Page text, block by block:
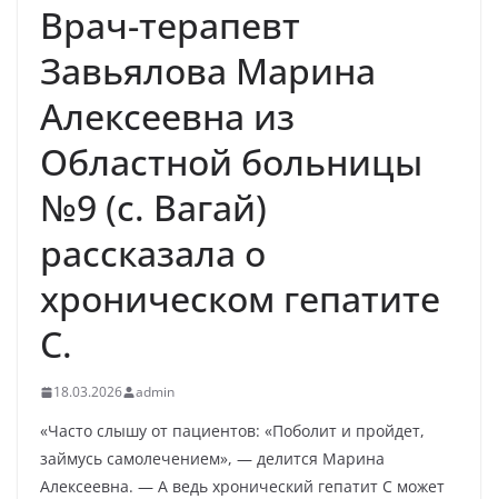
Врач-терапевт
Завьялова Марина
Алексеевна из
Областной больницы
№9 (с. Вагай)
рассказала о
хроническом гепатите
С.
18.03.2026 admin
«Часто слышу от пациентов: «Поболит и пройдет,
займусь самолечением», — делится Марина
Алексеевна. — А ведь хронический гепатит С может